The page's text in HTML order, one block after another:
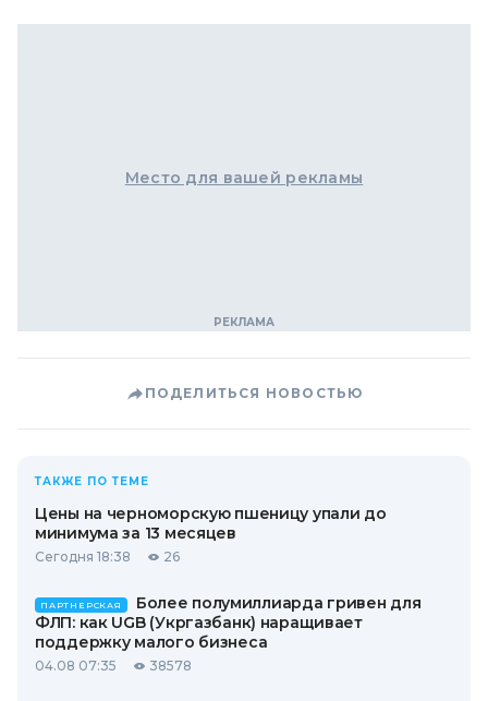
Место для вашей рекламы
ПОДЕЛИТЬСЯ НОВОСТЬЮ
ТАКЖЕ ПО ТЕМЕ
Цены на черноморскую пшеницу упали до
минимума за 13 месяцев
Сегодня 18:38 26
ПАРТНЕРСКАЯ
Более полумиллиарда гривен для
ФЛП: как UGB (Укргазбанк) наращивает
поддержку малого бизнеса
04.08 07:35 38578